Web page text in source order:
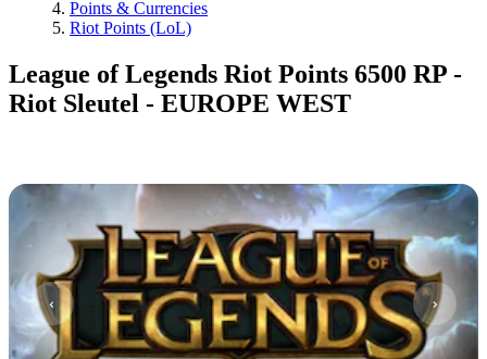
Points & Currencies
Riot Points (LoL)
League of Legends Riot Points 6500 RP -
Riot Sleutel - EUROPE WEST